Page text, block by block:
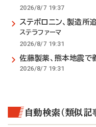
2026/8/7 19:37
ステボロニン、製造所
ステラファーマ
2026/8/7 19:31
佐藤製薬、熊本地震で
2026/8/7 19:31
自動検索（類似記